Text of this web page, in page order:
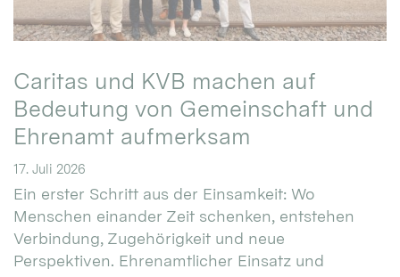
Caritas und KVB machen auf
Bedeutung von Gemeinschaft und
Ehrenamt aufmerksam
17. Juli 2026
Ein erster Schritt aus der Einsamkeit: Wo
Menschen einander Zeit schenken, entstehen
Verbindung, Zugehörigkeit und neue
Perspektiven. Ehrenamtlicher Einsatz und